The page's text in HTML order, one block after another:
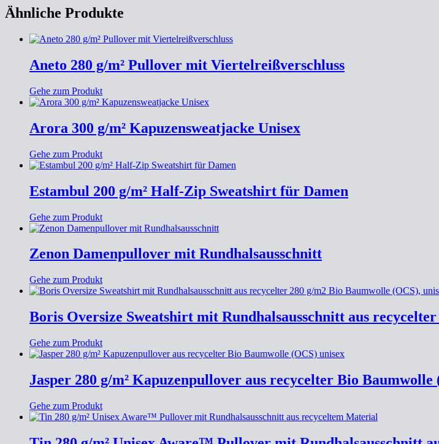
Ähnliche Produkte
Aneto 280 g/m² Pullover mit Viertelreißverschluss
Gehe zum Produkt
Arora 300 g/m² Kapuzensweatjacke Unisex
Gehe zum Produkt
Estambul 200 g/m² Half-Zip Sweatshirt für Damen
Gehe zum Produkt
Zenon Damenpullover mit Rundhalsausschnitt
Gehe zum Produkt
Boris Oversize Sweatshirt mit Rundhalsausschnitt aus
Gehe zum Produkt
Jasper 280 g/m² Kapuzenpullover aus recycelter Bio Baumwolle
Gehe zum Produkt